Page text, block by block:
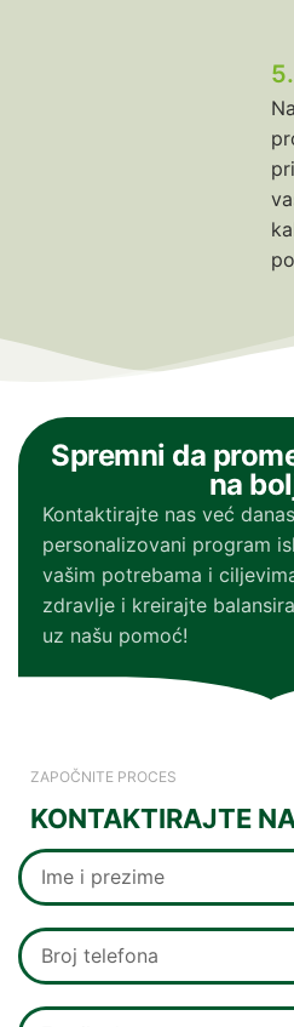
5.
Spremni da
na
Kontaktirajte nas već
personalizovani program
vašim potrebama i
zdravlje i kreirajte
uz našu pomoć!
ZAPOČNITE PROCES
KONTAKTIRAJTE